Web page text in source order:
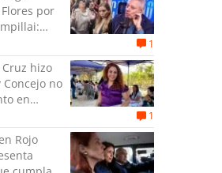
por
1
hizo
Concejo no
en
1
Rojo